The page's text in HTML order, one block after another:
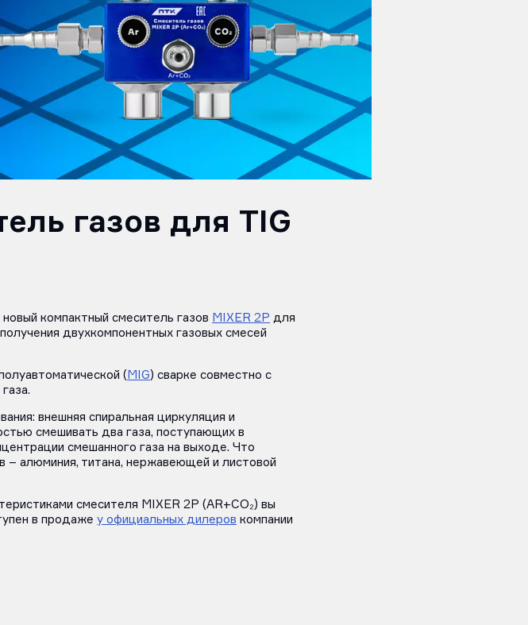
газов для TIG
компактный смеситель газов MIXER 2Р для
двухкомпонентных газовых смесей
( MIG) сварке совместно с
внешняя спиральная циркуляция и
смешивать два газа, поступающих в
смешанного газа на выходе. Что
– алюминия, титана, нержавеющей и листовой
смесителя MIXER 2Р (AR+CO₂) вы
в продаже у официальных дилеров компании